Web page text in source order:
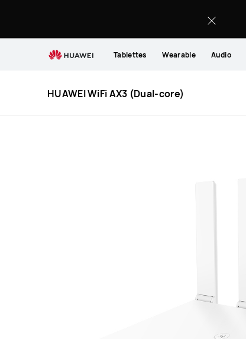
AX3
Tablettes Wearable Audio
HUAWEI WiFi AX3 (Dual-core)